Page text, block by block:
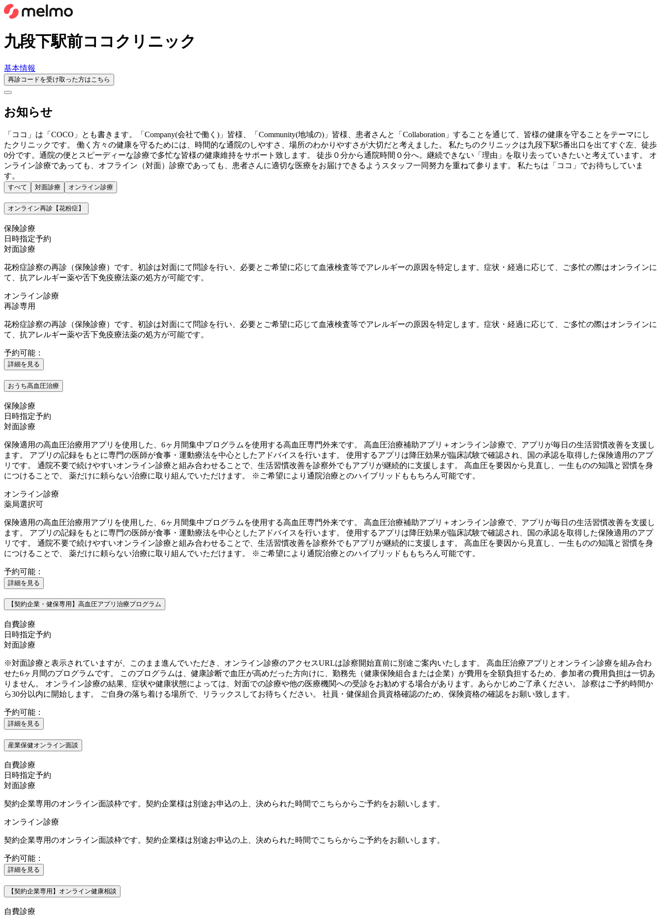
九段下駅前ココクリニック
基本情報
再診コードを受け取った方はこちら
お知らせ
「ココ」は「COCO」とも書きます。「Company(会社で働く)」皆様、「Community(地域の)」皆様、患者さんと「Collaboration」することを通じて、皆様の健康を守ることをテーマにし
たクリニックです。 働く方々の健康を守るためには、時間的な通院のしやすさ、場所のわかりやすさが大切だと考えました。 私たちのクリニックは九段下駅5番出口を出てすぐ左、徒歩
0分です。通院の便とスピーディーな診療で多忙な皆様の健康維持をサポート致します。 徒歩０分から通院時間０分へ。継続できない「理由」を取り去っていきたいと考えています。 オ
ンライン診療であっても、オフライン（対面）診療であっても、患者さんに適切な医療をお届けできるようスタッフ一同努力を重ねて参ります。 私たちは「ココ」でお待ちしていま
す。
すべて 対面診療 オンライン診療
オンライン再診【花粉症】
保険診療
日時指定予約
対面診療
花粉症診察の再診（保険診療）です。初診は対面にて問診を行い、必要とご希望に応じて血液検査等でアレルギーの原因を特定します。症状・経過に応じて、ご多忙の際はオンラインに
て、抗アレルギー薬や舌下免疫療法薬の処方が可能です。
オンライン診療
再診専用
花粉症診察の再診（保険診療）です。初診は対面にて問診を行い、必要とご希望に応じて血液検査等でアレルギーの原因を特定します。症状・経過に応じて、ご多忙の際はオンラインに
て、抗アレルギー薬や舌下免疫療法薬の処方が可能です。
予約可能：
詳細を見る
おうち高血圧治療
保険診療
日時指定予約
対面診療
保険適用の高血圧治療用アプリを使用した、6ヶ月間集中プログラムを使用する高血圧専門外来です。 高血圧治療補助アプリ＋オンライン診療で、アプリが毎日の生活習慣改善を支援し
ます。 アプリの記録をもとに専門の医師が食事・運動療法を中心としたアドバイスを行います。 使用するアプリは降圧効果が臨床試験で確認され、国の承認を取得した保険適用のアプ
リです。 通院不要で続けやすいオンライン診療と組み合わせることで、生活習慣改善を診察外でもアプリが継続的に支援します。 高血圧を要因から見直し、一生ものの知識と習慣を身
につけることで、 薬だけに頼らない治療に取り組んでいただけます。 ※ご希望により通院治療とのハイブリッドももちろん可能です。
オンライン診療
薬局選択可
保険適用の高血圧治療用アプリを使用した、6ヶ月間集中プログラムを使用する高血圧専門外来です。 高血圧治療補助アプリ＋オンライン診療で、アプリが毎日の生活習慣改善を支援し
ます。 アプリの記録をもとに専門の医師が食事・運動療法を中心としたアドバイスを行います。 使用するアプリは降圧効果が臨床試験で確認され、国の承認を取得した保険適用のアプ
リです。 通院不要で続けやすいオンライン診療と組み合わせることで、生活習慣改善を診察外でもアプリが継続的に支援します。 高血圧を要因から見直し、一生ものの知識と習慣を身
につけることで、 薬だけに頼らない治療に取り組んでいただけます。 ※ご希望により通院治療とのハイブリッドももちろん可能です。
予約可能：
詳細を見る
【契約企業・健保専用】高血圧アプリ治療プログラム
自費診療
日時指定予約
対面診療
※対面診療と表示されていますが、このまま進んでいただき、オンライン診療のアクセスURLは診察開始直前に別途ご案内いたします。 高血圧治療アプリとオンライン診療を組み合わ
せた6ヶ月間のプログラムです。 このプログラムは、健康診断で血圧が高めだった方向けに、勤務先（健康保険組合または企業）が費用を全額負担するため、参加者の費用負担は一切あ
りません。 オンライン診療の結果、症状や健康状態によっては、対面での診療や他の医療機関への受診をお勧めする場合があります。あらかじめご了承ください。 診察はご予約時間か
ら30分以内に開始します。 ご自身の落ち着ける場所で、リラックスしてお待ちください。 社員・健保組合員資格確認のため、保険資格の確認をお願い致します。
予約可能：
詳細を見る
産業保健オンライン面談
自費診療
日時指定予約
対面診療
契約企業専用のオンライン面談枠です。契約企業様は別途お申込の上、決められた時間でこちらからご予約をお願いします。
オンライン診療
契約企業専用のオンライン面談枠です。契約企業様は別途お申込の上、決められた時間でこちらからご予約をお願いします。
予約可能：
詳細を見る
【契約企業専用】オンライン健康相談
自費診療